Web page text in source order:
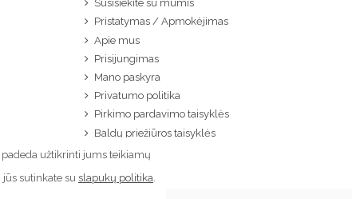
Susisiekite su mumis
Pristatymas / Apmokėjimas
Apie mus
Prisijungimas
Mano paskyra
Privatumo politika
Pirkimo pardavimo taisyklės
Baldų priežiūros taisyklės
užtikrinti jums teikiamų
sutinkate su slapukų politika